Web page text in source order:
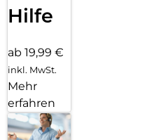
Hilfe
ab 19,99 €
inkl. MwSt.
Mehr
erfahren